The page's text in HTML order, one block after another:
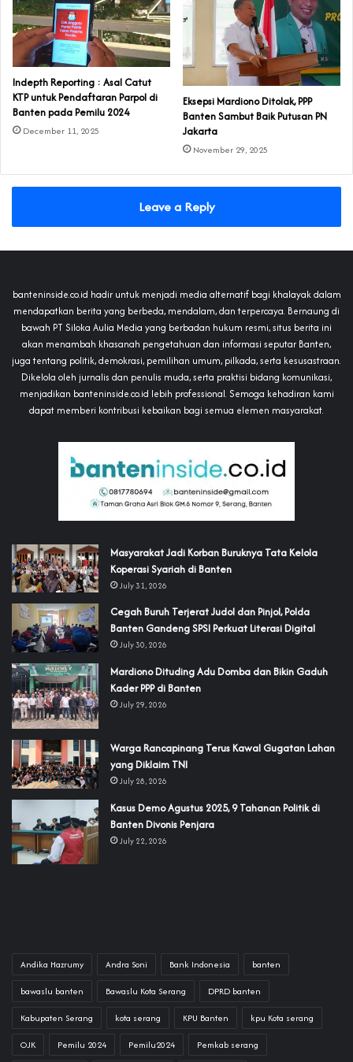
Indepth Reporting : Asal Catut
KTP untuk Pendaftaran Parpol di
Banten pada Pemilu 2024
December 11, 2025
Eksepsi Mardiono Ditolak, PPP
Banten Sambut Baik Putusan PN
Jakarta
November 29, 2025
Leave a Reply
banteninside.co.id hadir untuk menjadi media alternatif bagi khalayak dalam
mendapatkan berita yang berbeda, mendalam, dan terpercaya. Bernaung di
bawah PT Siloka Aulia Media yang berbadan hukum resmi, situs berita ini
akan menambah khasanah pengetahuan dan informasi seputar Banten,
juga tentang politik, demokrasi, pemilihan umum, pilkada, serta kesusastraan.
Dikelola oleh jurnalis dan penulis muda, serta praktisi bidang komunikasi,
menjadikan banteninside.co.id lebih professional. Semoga kehadiran kami
dapat memberi kontribusi kebaikan bagi semua elemen masyarakat.
‎Masyarakat Jadi Korban Buruknya Tata Kelola
Koperasi Syariah di Banten
July 31, 2026
Cegah Buruh Terjerat Judol dan Pinjol, Polda
Banten Gandeng SPSI Perkuat Literasi Digital
July 30, 2026
‎Mardiono Dituding Adu Domba dan Bikin Gaduh
Kader PPP di Banten
July 29, 2026
‎Warga Rancapinang Terus Kawal Gugatan Lahan
yang Diklaim TNI‎‎
July 28, 2026
‎Kasus Demo Agustus 2025, 9 Tahanan Politik di
Banten Divonis Penjara
July 22, 2026
Andika Hazrumy Andra Soni Bank Indonesia banten
bawaslu banten Bawaslu Kota Serang DPRD banten
Kabupaten Serang kota serang KPU Banten kpu Kota serang
OJK Pemilu 2024 Pemilu2024 Pemkab serang